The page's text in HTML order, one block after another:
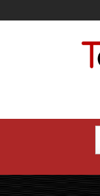
to